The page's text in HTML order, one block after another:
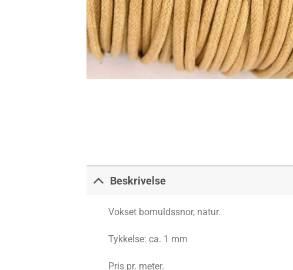
Beskrivelse
Vokset bomuldssnor, natur.
Tykkelse: ca. 1 mm
Pris pr. meter.